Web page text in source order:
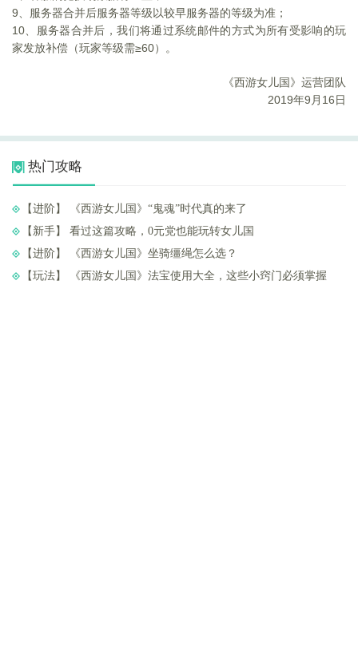
9 、服务器合并后服务器等级以较早服务器的等级为准；
10、服务器合并后，我们将通过系统邮件的方式为所有受影响的玩
家发放补偿（玩家等级需≥60）。
《西游女儿国》运营团队
2019年9月16日
热门攻略
【进阶】 ​《西游女儿国》“鬼魂”时代真的来了
【新手】 ​看过这篇攻略，0元党也能玩转女儿国
【进阶】 ​《西游女儿国》坐骑缰绳怎么选？
【玩法】 ​《西游女儿国》法宝使用大全，这些小窍门必须掌握